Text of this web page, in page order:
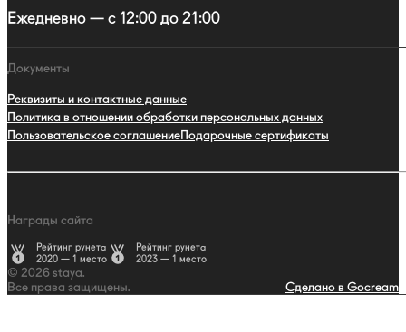
Ежедневно — с 12:00 до 21:00
Документы
Реквизиты и контактные данные
Политика в отношении обработки персональных данных
Пользовательское соглашениеПодарочные сертификаты
Награды сайта
Рейтинг рунета
2020 — 1 место
Рейтинг рунета
2023 — 1 место
© 2026 staya.
Все права защищены.
Сделано в Gocream